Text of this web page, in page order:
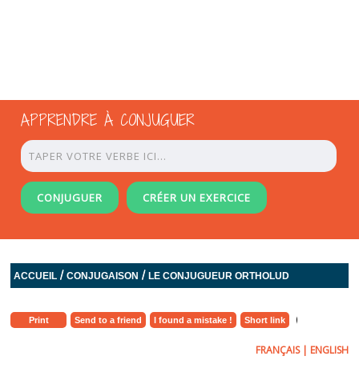
APPRENDRE À CONJUGUER
CONJUGUER CRÉER UN EXERCICE
ACCUEIL /CONJUGAISON /LE CONJUGUEUR ORTHOLUD
Print Send to a friend I found a mistake ! Short link
FRANÇAIS| ENGLISH